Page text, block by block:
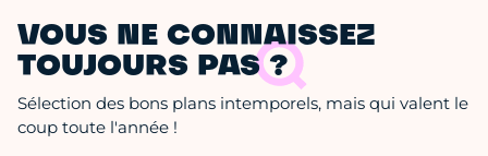
VOUS NE CONNAISSEZ
TOUJOURS PAS ?
Sélection des bons plans intemporels, mais qui valent le
coup toute l'année !